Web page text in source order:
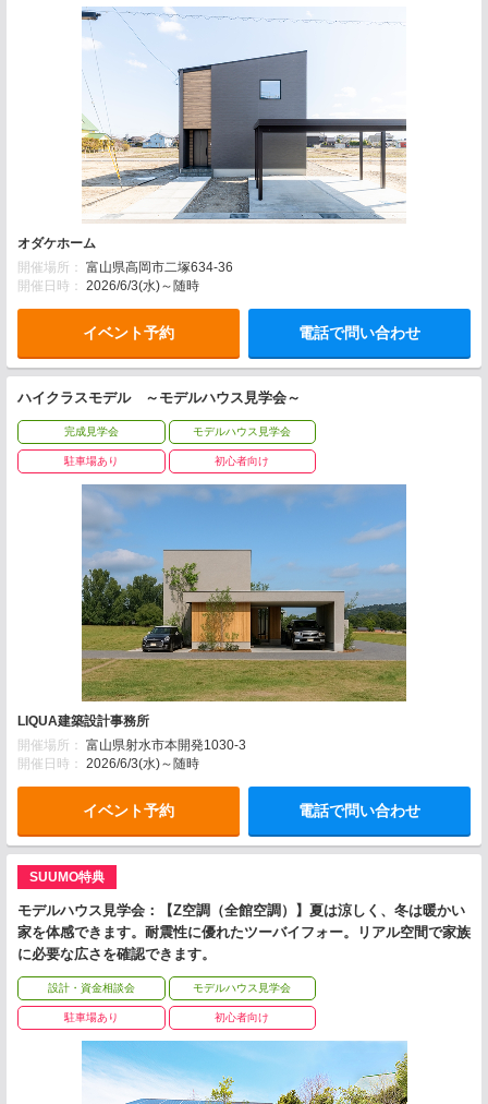
オダケホーム
開催場所： 富山県高岡市二塚634-36
開催日時： 2026/6/3(水)～随時
イベント予約 電話で問い合わせ
ハイクラスモデル ～モデルハウス見学会～
完成見学会 モデルハウス見学会
駐車場あり 初心者向け
LIQUA建築設計事務所
開催場所： 富山県射水市本開発1030-3
開催日時： 2026/6/3(水)～随時
イベント予約 電話で問い合わせ
SUUMO特典
モデルハウス見学会：【Z空調（全館空調）】夏は涼しく、冬は暖かい
家を体感できます。耐震性に優れたツーバイフォー。リアル空間で家族
に必要な広さを確認できます。
設計・資金相談会 モデルハウス見学会
駐車場あり 初心者向け